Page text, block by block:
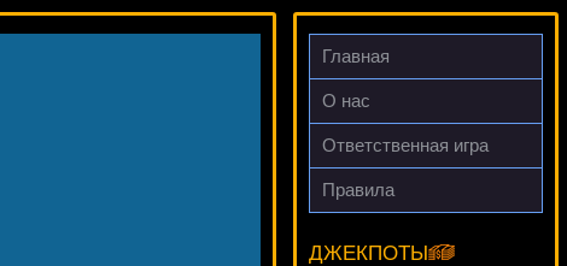
Главная
О нас
Ответственная игра
Правила
ДЖЕКПОТЫ
Dolphin Reef
superman***